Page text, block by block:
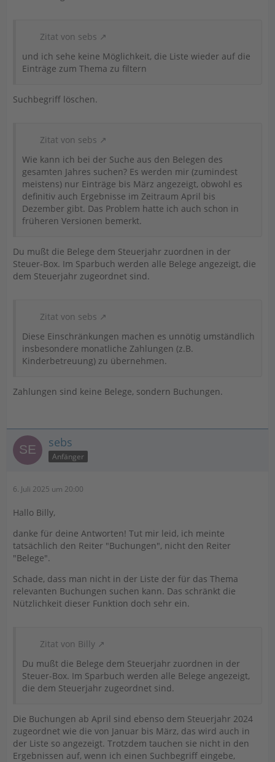
Zitat von sebs
und ich sehe keine Möglichkeit, die Liste wieder auf die
Einträge zum Thema zu filtern
Suchbegriff löschen.
Zitat von sebs
Wie kann ich bei der Suche aus den Belegen des
gesamten Jahres suchen? Es werden mir (zumindest
meistens) nur Einträge bis März angezeigt, obwohl es
definitiv auch Ergebnisse im Zeitraum April bis
Dezember gibt. Das Problem hatte ich auch schon in
früheren Versionen bemerkt.
Du mußt die Belege dem Steuerjahr zuordnen in der
Steuer-Box. Im Sparbuch werden alle Belege angezeigt, die
dem Steuerjahr zugeordnet sind.
Zitat von sebs
Diese Einschränkungen machen es unnötig umständlich
insbesondere monatliche Zahlungen (z.B.
Kinderbetreuung) zu übernehmen.
Zahlungen sind keine Belege, sondern Buchungen.
sebs
Anfänger
6. Juli 2025 um 20:00
Hallo Billy,
danke für deine Antworten! Tut mir leid, ich meinte
tatsächlich den Reiter "Buchungen", nicht den Reiter
"Belege".
Schade, dass man nicht in der Liste der für das Thema
relevanten Buchungen suchen kann. Das schränkt die
Nützlichkeit dieser Funktion doch sehr ein.
Zitat von Billy
Du mußt die Belege dem Steuerjahr zuordnen in der
Steuer-Box. Im Sparbuch werden alle Belege angezeigt,
die dem Steuerjahr zugeordnet sind.
Die Buchungen ab April sind ebenso dem Steuerjahr 2024
zugeordnet wie die von Januar bis März, das wird auch in
der Liste so angezeigt. Trotzdem tauchen sie nicht in den
Ergebnissen auf, wenn ich einen Suchbegriff eingebe,